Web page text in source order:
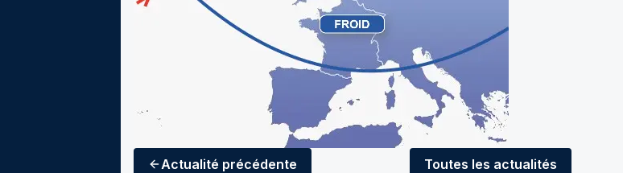
Actualité précédente Toutes les actualités